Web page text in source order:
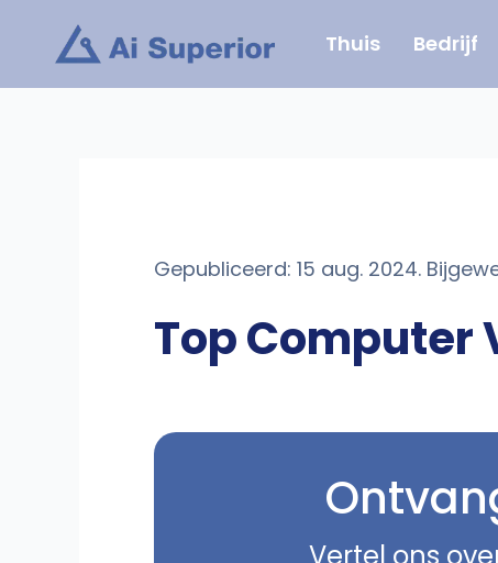
Thuis Bedrijf
Gepubliceerd: 15 aug. 2024.
Top Computer